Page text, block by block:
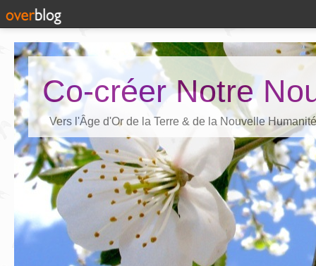
Co-créer Notre
Vers l'Âge d'Or de la Terre & de la Nouvelle Humanité